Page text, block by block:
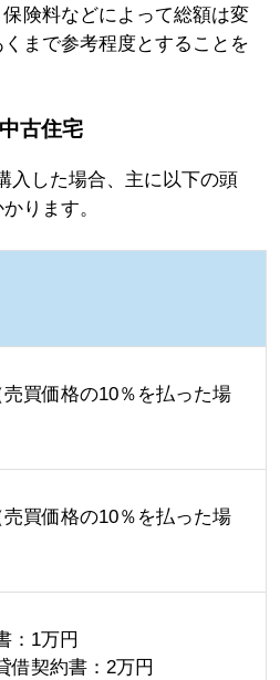
険料などによって総額は変
まで参考程度とすることを
古住宅
入した場合、主に以下の頭
ります。
買価格の10％を払った場
買価格の10％を払った場
：1万円
借契約書：2万円